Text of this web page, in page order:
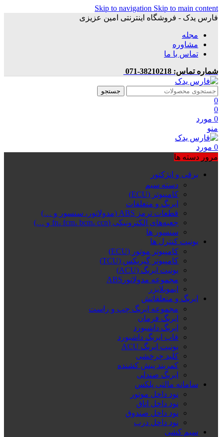
Skip to navigation Skip to main content
فارس یدک - فروشگاه اینترنتی امین عزیزی
مجله
مشاوره
تماس با ما
شماره تماس: 38210218-071
جستجو
0
0
0 مورد
منو
0 مورد
مرور دسته ها
برقی و انژکتور
دسته سیم
کامپیوتر (ECU)
ایربگ و متعلقات
قطعات ترمز ABS (مدولاتور، سنسور و …)
جعبه‌های الکترونیکی (fn، fcm، bcm، ccn و …)
سنسور ها
یونیت کنترل ها
کامپیوتر موتور (ECU)
کامپیوتر گیربکس (TCU)
یونیت ایربگ (ACU)
مجموعه مدولاتورABS
ایموبلایزر
ایربگ و متعلقاتش
مجموعه ایربگ چپ و راست
ایربگ فرمان
ایربگ داشبورد
قاب ایربگ داشبورد
یونیت ایربگ ACU
کلید چرخشی
کمربند پیش کشنده
ایربگ صندلی
سامانه مالتی پلکس
نود داخل موتور
نود داخل اتاق
نود داخل صندوق
نود داخل درب
سیم کشی